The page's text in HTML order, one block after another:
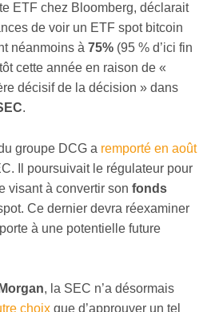
ETF chez Bloomberg, déclarait
de voir un ETF spot bitcoin
néanmoins à 75% (95 % d’ici fin
cette année en raison de «
décisif de la décision » dans
.
groupe DCG a remporté en août
Il poursuivait le régulateur pour
visant à convertir son fonds
Ce dernier devra réexaminer
à une potentielle future
, la SEC n’a désormais
choix que d’approuver un tel